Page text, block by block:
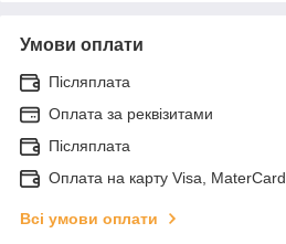
Умови оплати
Післяплата
Оплата за реквізитами
Післяплата
Оплата на карту Visa, MaterCard
Всі умови оплати